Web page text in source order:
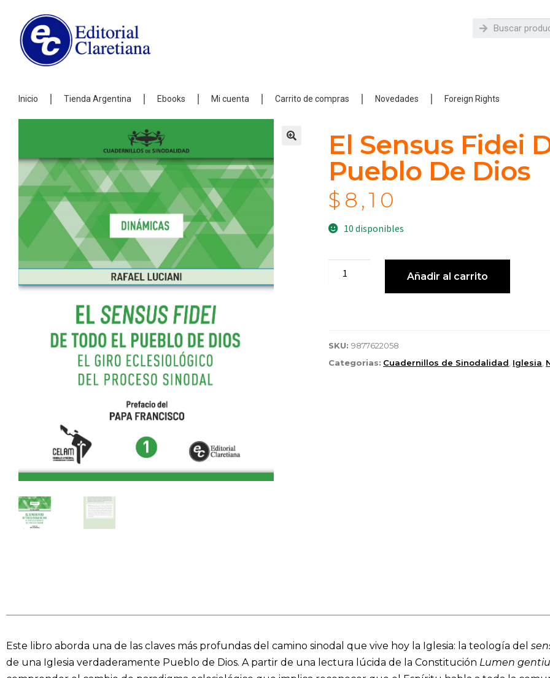
Inicio Tienda Argentina Ebooks Mi cuenta Carrito de compras Novedades Foreign Rights
El Sensus Fidei
Pueblo De Dios
$ 8,10
10 disponibles
Añadir al carrito
SKU:9877622058
Categorias: Cuadernillos de Sinodalidad Iglesia
Este libro aborda una de las claves más profundas del camino sinodal que vive hoy la Iglesia: la teología del
de una Iglesia verdaderamente Pueblo de Dios. A partir de una lectura lúcida de la Constitución Lumen